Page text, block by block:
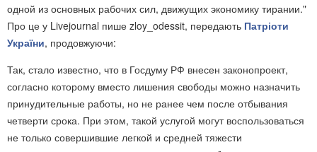
одной из основных рабочих сил, движущих экономику тирании."
Про це у Livejournal пише zloy_odessit, передають Патріоти
України, продовжуючи:
Так, стало известно, что в Госдуму РФ внесен законопроект,
согласно которому вместо лишения свободы можно назначить
принудительные работы, но не ранее чем после отбывания
четверти срока. При этом, такой услугой могут воспользоваться
не только совершившие легкой и средней тяжести